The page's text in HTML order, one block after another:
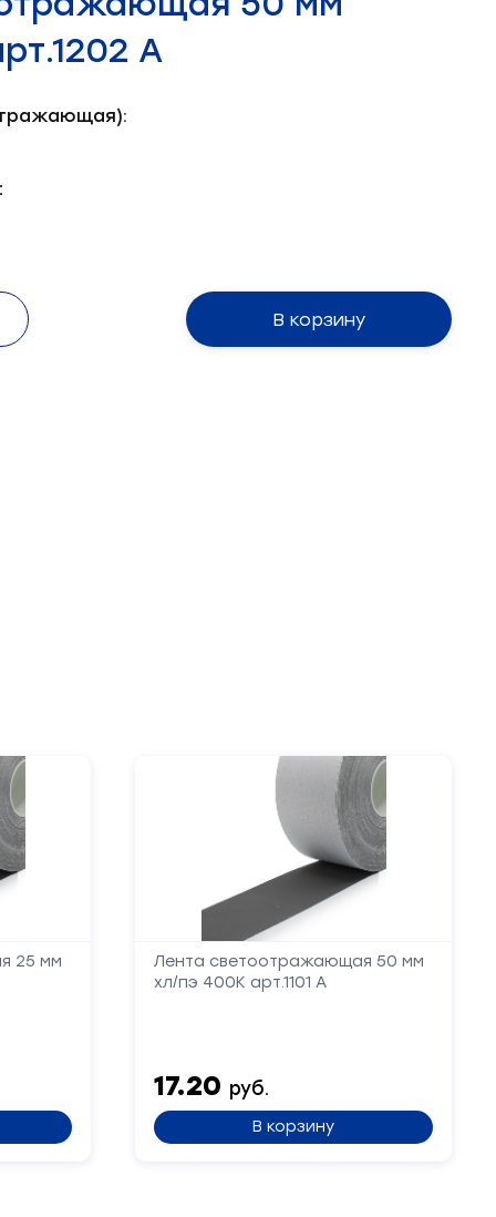
А
В корзину
25 мм
Лента светоотражающая 50 мм
хл/пэ 400К арт.1101 А
17.20 руб.
В корзину